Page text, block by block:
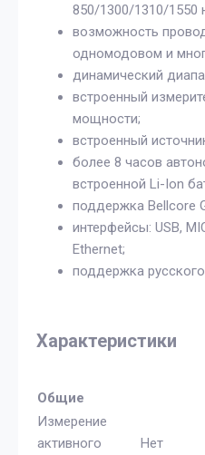
850/1300/1310/1550
возможность
одномодовом и
динамический
встроенный
мощности;
встроенный
более 8 часов
встроенной Li-Ion
поддержка Bellcore
интерфейсы: USB,
Ethernet;
поддержка
Характеристики
Общие
Измерение
активного
Нет